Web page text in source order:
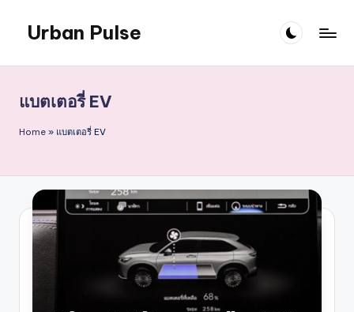
content
Urban Pulse
แบตเตอรี่ EV
Home » แบตเตอรี่ EV